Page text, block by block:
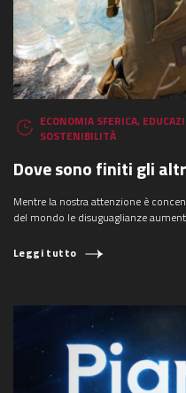
ECONOMIA SFERICA,
SOSTENIBILITÀ
Dove sono finiti gli
Mentre la nostra attenzione è
del mondo le disuguaglianze
Leggi tutto